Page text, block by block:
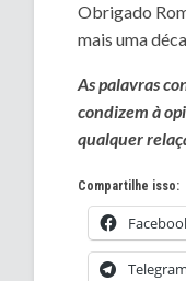
Obrigado
mais uma
As palavras
condizem à
qualquer
Compartilhe isso:
Telegram